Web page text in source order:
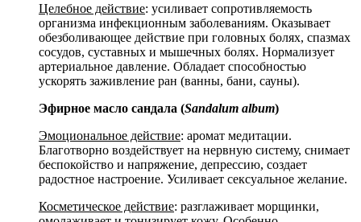
Целебное действие: усиливает сопротивляемость
организма инфекционным заболеваниям. Оказывает
обезболивающее действие при головных болях, спазмах
сосудов, суставных и мышечных болях. Нормализует
артериальное давление. Обладает способностью
ускорять заживление ран (ванны, бани, сауны).
Эфирное масло сандала (Sandalum album)
Эмоциональное действие: аромат медитации.
Благотворно воздействует на нервную систему, снимает
беспокойство и напряжение, депрессию, создает
радостное настроение. Усиливает сексуальное желание.
Косметическое действие: разглаживает морщинки,